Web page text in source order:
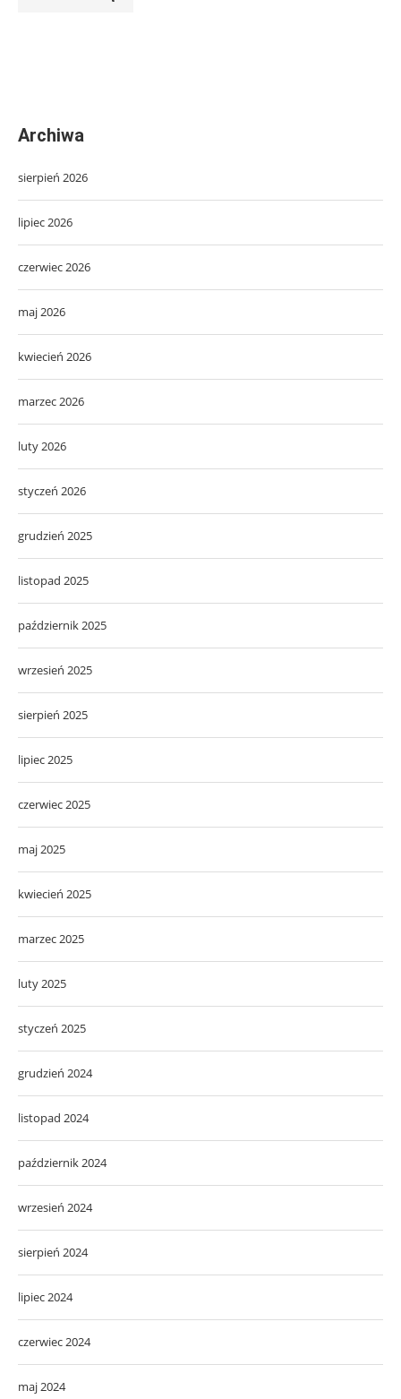
Archiwa
sierpień 2026
lipiec 2026
czerwiec 2026
maj 2026
kwiecień 2026
marzec 2026
luty 2026
styczeń 2026
grudzień 2025
listopad 2025
październik 2025
wrzesień 2025
sierpień 2025
lipiec 2025
czerwiec 2025
maj 2025
kwiecień 2025
marzec 2025
luty 2025
styczeń 2025
grudzień 2024
listopad 2024
październik 2024
wrzesień 2024
sierpień 2024
lipiec 2024
czerwiec 2024
maj 2024